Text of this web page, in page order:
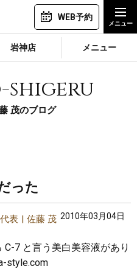
WEB予約
岩神店 メニュー
shigeru
茂のブログ
った
表 佐藤 茂 2010年03月04日
C-7 と言う美白美容液があり
style.com